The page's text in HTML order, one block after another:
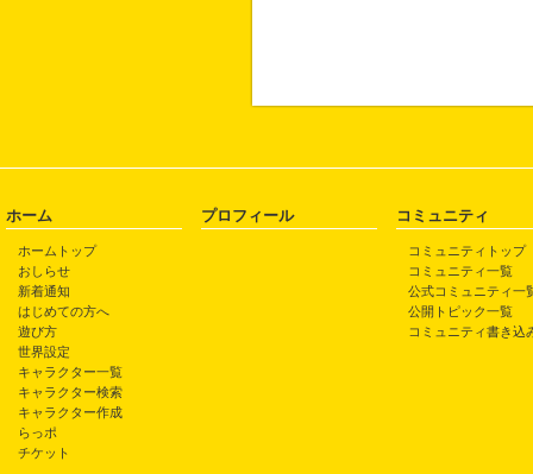
ホーム
ホームトップ
おしらせ
新着通知
はじめての方へ
遊び方
世界設定
キャラクター一覧
キャラクター検索
キャラクター作成
らっポ
チケット
プロフィール コミュニティ
コミュニティトップ
コミュニティ一覧
公式コミュニティ一
公開トピック一覧
コミュニティ書き込